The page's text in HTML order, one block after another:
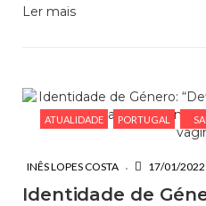
Ler mais
ATUALIDADE PORTUGAL
INÊS LOPES COSTA 17/01/2022
Identidade de